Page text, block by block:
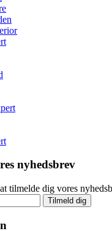
nyhedsbrev
tilmelde dig vores
Tilmeld dig